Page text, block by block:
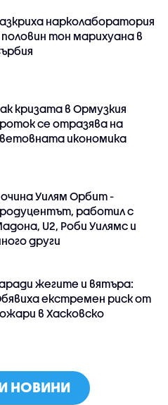
нарколаборатория
половин тон марихуана в
кризата в Ормузкия
се отразява на
икономика
Уилям Орбит -
работил с
U2, Роби Уилямс и
други
жегите и вятъра:
екстремен риск от
в Хасковско
НОВИНИ